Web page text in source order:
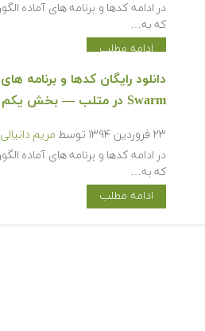
که به…
ادامه مطلب
Swarm در متلب — بخش یکم
۲۳ فروردین ۱۳۹۴ توسط مریم دانیالی
که به…
ادامه مطلب